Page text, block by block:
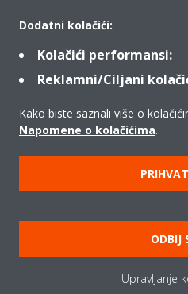
Rješenja
Kontakt
Pravna napomena
Pravilnik o zaštiti privatnosti
Opći uvjeti
Dodatni kolačići:
Kolačići performansi:
Reklamni/Ciljani
Kako biste saznali više o
Napomene o kolačićima.
ODBIJ
Upravljanje